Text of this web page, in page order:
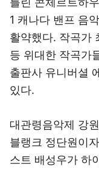
1 캐나다 밴프 음
활약했다. 작곡가
등 위대한 작곡가
출판사 유니버셜
있다.
대관령음악제 강
블랭크 정단원이
스트 배성우가 하